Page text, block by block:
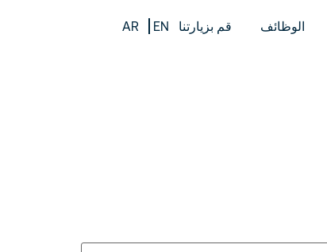
الوظائف قم بزيارتنا EN
AR